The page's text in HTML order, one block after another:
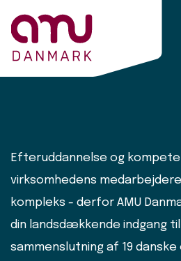
Efteruddannelse og
virksomhedens
kompleks - derfor AMU
din landsdækkende indgang
sammenslutning af 19